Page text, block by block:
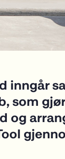
inngår
som